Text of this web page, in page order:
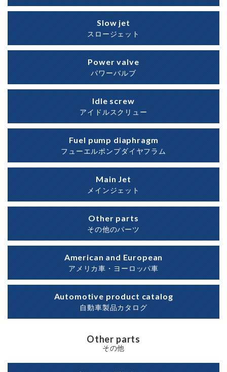
Slow jet
スロージェット
Power valve
パワーバルブ
Idle screw
アイドルスクリュー
Fuel pump diaphragm
フューエルポンプダイヤフラム
Main Jet
メインジェット
Other parts
その他のパーツ
American and European
アメリカ車・ヨーロッパ車
Automotive product catalog
自動車製品カタログ
Other parts
その他